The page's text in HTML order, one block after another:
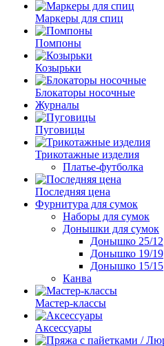
Маркеры для спиц
Помпоны
Козырьки
Блокаторы носочные
Журналы
Пуговицы
Трикотажные изделия
Платье-футболка
Последняя цена
Фурнитура для сумок
Наборы для сумок
Донышки для сумок
Донышко 25/12
Донышко 19/19
Донышко 15/15
Канва
Мастер-классы
Аксессуары